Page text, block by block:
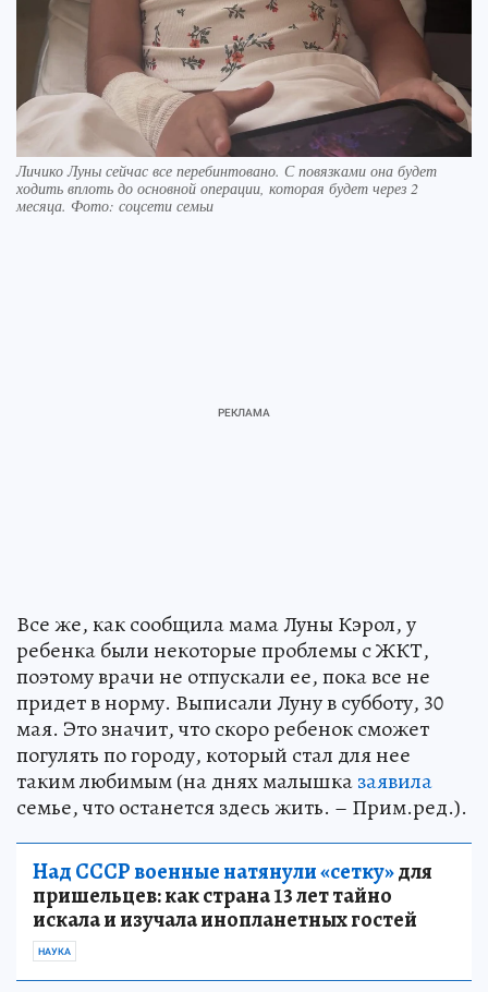
Личико Луны сейчас все перебинтовано. С повязками она будет
ходить вплоть до основной операции, которая будет через 2
месяца. Фото: соцсети семьи
Все же, как сообщила мама Луны Кэрол, у
ребенка были некоторые проблемы с ЖКТ,
поэтому врачи не отпускали ее, пока все не
придет в норму. Выписали Луну в субботу, 30
мая. Это значит, что скоро ребенок сможет
погулять по городу, который стал для нее
таким любимым (на днях малышказаявила
семье, что останется здесь жить. – Прим.ред.).
Над СССР военные натянули «сетку»для
пришельцев: как страна 13 лет тайно
искала и изучала инопланетных гостей
НАУКА